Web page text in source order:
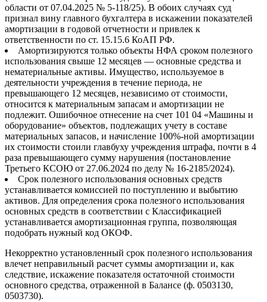
области от 07.04.2025 № 5-118/25). В обоих случаях суд
признал вину главного бухгалтера в искажении показателей
амортизации в годовой отчетности и привлек к
ответственности по ст. 15.15.6 КоАП РФ.
Амортизируются только объекты НФА сроком полезного
использования свыше 12 месяцев — основные средства и
нематериальные активы. Имущество, используемое в
деятельности учреждения в течение периода, не
превышающего 12 месяцев, независимо от стоимости,
относится к материальным запасам и амортизации не
подлежит. Ошибочное отнесение на счет 101 04 «Машины и
оборудование» объектов, подлежащих учету в составе
материальных запасов, и начисление 100%-ной амортизации
их стоимости стоили главбуху учреждения штрафа, почти в 4
раза превышающего сумму нарушения (постановление
Третьего КСОЮ от 27.06.2024 по делу № 16-2185/2024).
Срок полезного использования основных средств
устанавливается комиссией по поступлению и выбытию
активов. Для определения срока полезного использования
основных средств в соответствии с Классификацией
устанавливается амортизационная группа, позволяющая
подобрать нужный код ОКОФ.
Некорректно установленный срок полезного использования
влечет неправильный расчет суммы амортизации и, как
следствие, искажение показателя остаточной стоимости
основного средства, отраженной в Балансе (ф. 0503130,
0503730).